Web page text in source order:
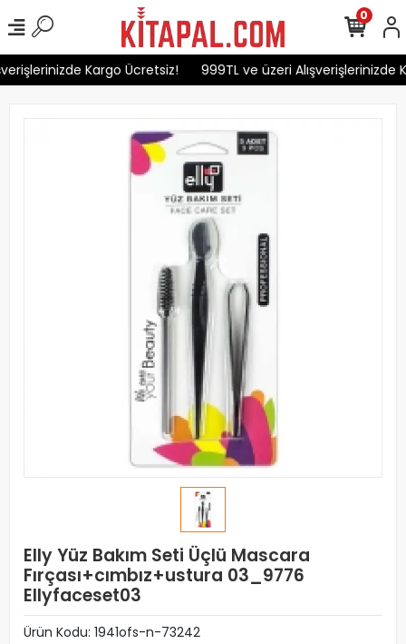
Kargo Ücretsiz! 999TL ve üzeri Alışverişlerinizde
0
Elly Yüz Bakım Seti Üçlü Mascara
Fırçası+cımbız+ustura 03_9776
Ellyfaceset03
Ürün Kodu: 1941ofs-n-73242